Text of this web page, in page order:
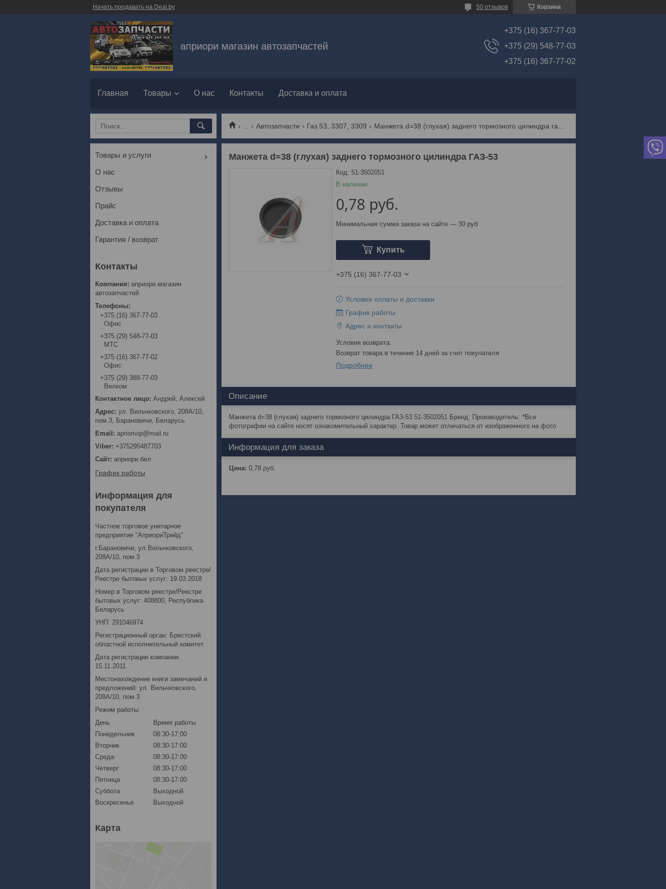
Начать продавать на Deal.by Корзина
50 отзывов
априори магазин автозапчастей
+375 (16) 367-77-03
+375 (29) 548-77-03
+375 (16) 367-77-02
Главная Товары О нас Контакты Доставка и оплата
Автозапчасти Газ 53, 3307, 3309
Манжета d=38 (глухая) заднего тормозного цилиндра ГАЗ-53
В наличии
Код: 51-3502051
0,78 руб.
Минимальная сумма заказа на сайте — 30 руб
Купить
+375 (16) 367-77-03
Условия оплаты и доставки
График работы
Адрес и контакты
возврат товара в течение 14 дней за счет покупателя
Подробнее
Описание
Манжета d=38 (глухая) заднего тормозного цилиндра ГАЗ-53 51-3502051 Бренд: Производитель: *Все
фотографии на сайте носят ознакомительный характер. Товар может отличаться от изображенного на фото
Информация для заказа
Цена: 0,78 руб.
Товары и услуги
О нас
Отзывы
Прайс
Доставка и оплата
Гарантия / возврат
априори магазин
автозапчастей
+375 (16) 367-77-03
Офис
+375 (29) 548-77-03
МТС
+375 (16) 367-77-02
Офис
+375 (29) 388-77-03
Велком
Андрей, Алексей
ул. Вильчковского, 208А/10,
пом.3, Барановичи, Беларусь
apriorivip@mail.ru
+375295487703
априори.бел
График работы
Информация для
покупателя
Частное торговое унитарное
предприятие "АприориТрейд"
г.Барановичи, ул.Вильчковского,
208А/10, пом.3
Дата регистрации в Торговом реестре/
Реестре бытовых услуг: 19.03.2018
Номер в Торговом реестре/Реестре
бытовых услуг: 408800, Республика
Беларусь
УНП: 291046974
Регистрационный орган: Брестский
областной исполнительный комитет
Дата регистрации компании:
15.11.2011
Местонахождение книги замечаний и
предложений: ул. Вильчковского,
208А/10, пом.3
Режим работы:
День
Время работы
Понедельник
08:30-17:00
Вторник
08:30-17:00
Среда
08:30-17:00
Четверг
08:30-17:00
Пятница
08:30-17:00
Суббота
Выходной
Воскресенье
Выходной
Карта